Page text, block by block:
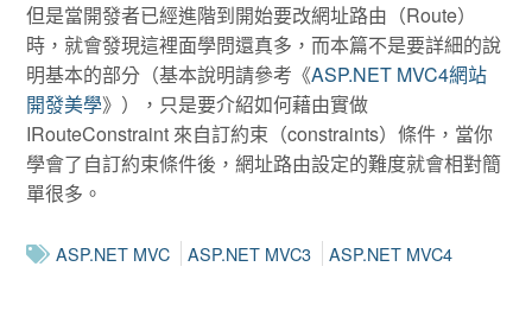
但是當開發者已經進階到開始要改網址路由（Route）
時，就會發現這裡面學問還真多，而本篇不是要詳細的說
明基本的部分（基本說明請參考《ASP.NET MVC4網站
開發美學》），只是要介紹如何藉由實做
IRouteConstraint 來自訂約束（constraints）條件，當你
學會了自訂約束條件後，網址路由設定的難度就會相對簡
單很多。
ASP.NET MVC ASP.NET MVC3 ASP.NET MVC4